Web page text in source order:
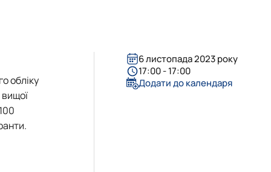
обліку
6 листопада 2023 року
17:00 - 17:00
Додати до календаря